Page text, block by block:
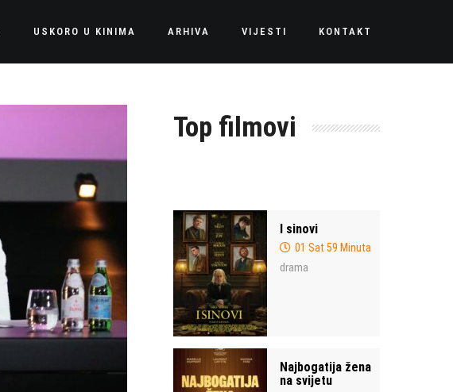
USKORO U KINIMA ARHIVA VIJESTI KONTAKT
Top filmovi
I sinovi
01 Sat 59 Minuta
drama
Najbogatija žena
na svijetu